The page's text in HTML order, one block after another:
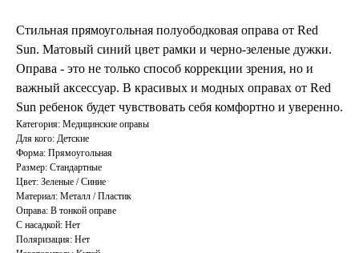
Стильная прямоугольная полуободковая оправа от Red
Sun. Матовый синий цвет рамки и черно-зеленые дужки.
Оправа - это не только способ коррекции зрения, но и
важный аксессуар. В красивых и модных оправах от Red
Sun ребенок будет чувствовать себя комфортно и уверенно.
Категория: Медицинские оправы
Для кого: Детские
Форма: Прямоугольная
Размер: Стандартные
Цвет: Зеленые / Синие
Материал: Металл / Пластик
Оправа: В тонкой оправе
С насадкой: Нет
Поляризация: Нет